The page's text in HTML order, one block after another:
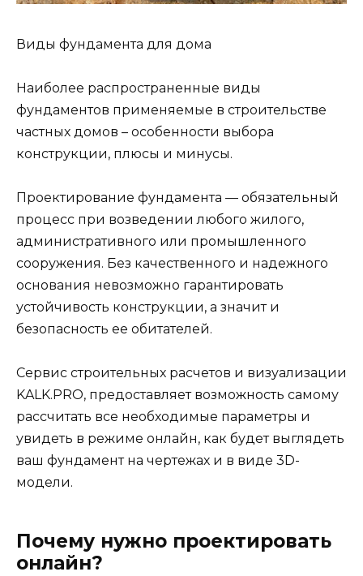
Виды фундамента для дома
Наиболее распространенные виды
фундаментов применяемые в строительстве
частных домов – особенности выбора
конструкции, плюсы и минусы.
Проектирование фундамента — обязательный
процесс при возведении любого жилого,
административного или промышленного
сооружения. Без качественного и надежного
основания невозможно гарантировать
устойчивость конструкции, а значит и
безопасность ее обитателей.
Сервис строительных расчетов и визуализации
KALK.PRO, предоставляет возможность самому
рассчитать все необходимые параметры и
увидеть в режиме онлайн, как будет выглядеть
ваш фундамент на чертежах и в виде 3D-
модели.
Почему нужно проектировать
онлайн?